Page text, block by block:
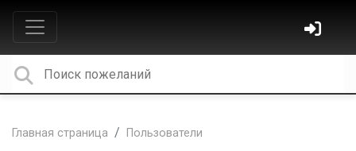
Главная страница Пользователи